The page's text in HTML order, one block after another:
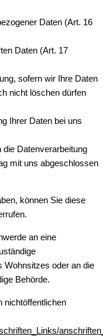
Daten (Art. 16
Daten (Art. 17
sofern wir Ihre Daten
nicht löschen dürfen
Ihrer Daten bei uns
die Datenverarbeitung
mit uns abgeschlossen
können Sie diese
an eine
Wohnsitzes oder an die
Behörde.
nichtöffentlichen